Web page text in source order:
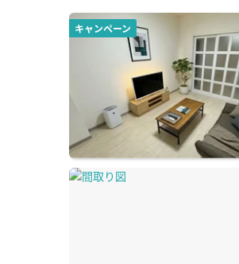
キャンペーン